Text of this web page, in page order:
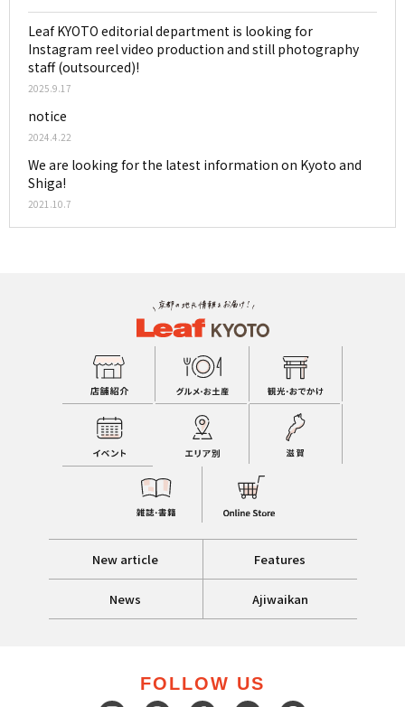
Leaf KYOTO editorial department is looking for
Instagram reel video production and still photography
staff (outsourced)!
2025.9.17
notice
2024.4.22
We are looking for the latest information on Kyoto and
Shiga!
2021.10.7
New article Features
News Ajiwaikan
FOLLOW US